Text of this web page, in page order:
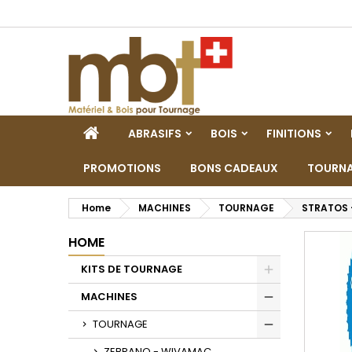
HOMEABRASIFS BOIS FINITIONS
PROMOTIONS BONS CADEAUX
Home MACHINES TOURNAGE STRATOS
HOME
KITS DE TOURNAGE
Toggle
MACHINES
Toggle
TOURNAGE